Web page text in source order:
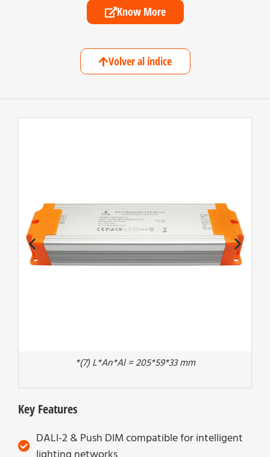
Know More
Volver al índice
*(7) L*An*Al = 205*59*33 mm
Key Features
DALI-2 & Push DIM compatible for intelligent